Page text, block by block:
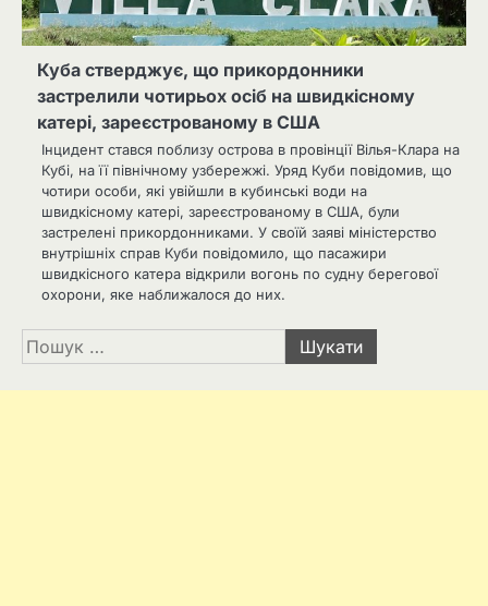
Куба стверджує, що прикордонники
застрелили чотирьох осіб на швидкісному
катері, зареєстрованому в США
Інцидент стався поблизу острова в провінції Вілья-Клара на
Кубі, на її північному узбережжі. Уряд Куби повідомив, що
чотири особи, які увійшли в кубинські води на
швидкісному катері, зареєстрованому в США, були
застрелені прикордонниками. У своїй заяві міністерство
внутрішніх справ Куби повідомило, що пасажири
швидкісного катера відкрили вогонь по судну берегової
охорони, яке наближалося до них.
Пошук: